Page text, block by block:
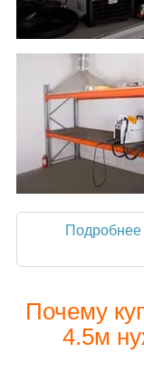
Подробнее
Почему
4.5м